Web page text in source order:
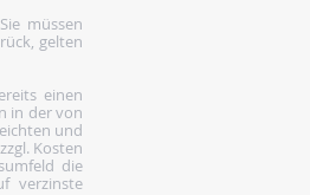
müssen
gelten
einen
in der von
und
Kosten
die
verzinste